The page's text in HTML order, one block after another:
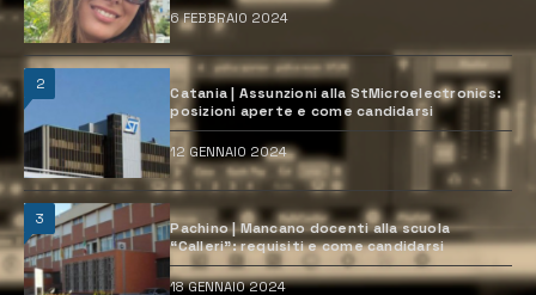
6 FEBBRAIO 2024
2
Catania | Assunzioni alla StMicroelectronics:
posizioni aperte e come candidarsi
12 GENNAIO 2024
3
Pachino | Mancano docenti alla scuola
“Calleri”: requisiti e come candidarsi
18 GENNAIO 2024